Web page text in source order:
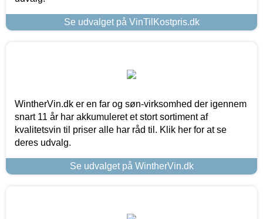
Se udvalget på VinTilKostpris.dk
WintherVin.dk er en far og søn-virksomhed der igennem
snart 11 år har akkumuleret et stort sortiment af
kvalitetsvin til priser alle har råd til. Klik her for at se
deres udvalg.
Se udvalget på WintherVin.dk